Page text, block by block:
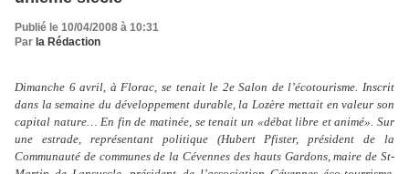
Publié le 10/04/2008 à 10:31
Par la Rédaction
Dimanche 6 avril, à Florac, se tenait le 2e Salon de l’écotourisme. Inscrit
dans la semaine du développement durable, la Lozère mettait en valeur son
capital nature… En fin de matinée, se tenait un «débat libre et animé». Sur
une estrade, représentant politique (Hubert Pfister, président de la
Communauté de communes de la Cévennes des hauts Gardons, maire de St-